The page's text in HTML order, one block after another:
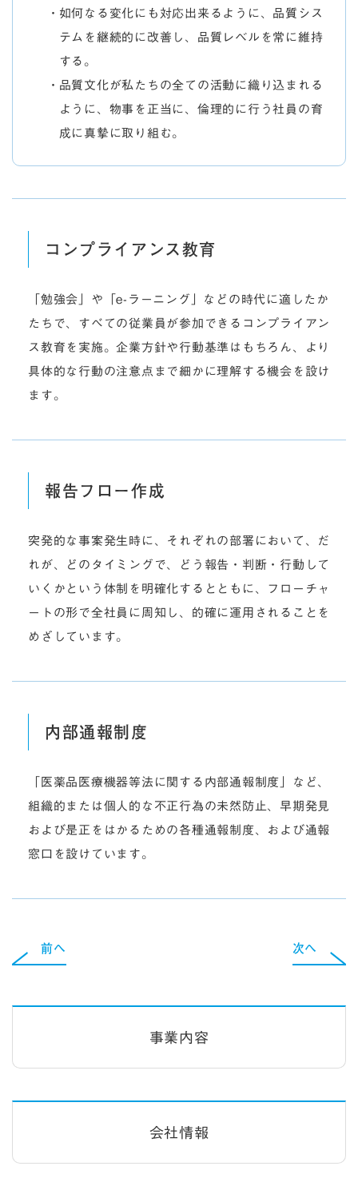
如何なる変化にも対応出来るように、品質シス
テムを継続的に改善し、品質レベルを常に維持
する。
品質文化が私たちの全ての活動に織り込まれる
ように、物事を正当に、倫理的に行う社員の育
成に真摯に取り組む。
コンプライアンス教育
「勉強会」や「e-ラーニング」などの時代に適したか
たちで、すべての従業員が参加できるコンプライアン
ス教育を実施。企業方針や行動基準はもちろん、より
具体的な行動の注意点まで細かに理解する機会を設け
ます。
報告フロー作成
突発的な事案発生時に、それぞれの部署において、だ
れが、どのタイミングで、どう報告・判断・行動して
いくかという体制を明確化するとともに、フローチャ
ートの形で全社員に周知し、的確に運用されることを
めざしています。
内部通報制度
「医薬品医療機器等法に関する内部通報制度」など、
組織的または個人的な不正行為の未然防止、早期発見
および是正をはかるための各種通報制度、および通報
窓口を設けています。
前へ 次へ
事業内容
会社情報